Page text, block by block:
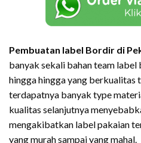
Pembuatan label Bordir di
banyak sekali bahan team label
hingga hingga yang berkualitas
terdapatnya banyak type
kualitas selanjutnya
mengakibatkan label pakaian
yang murah sampai yang mahal.